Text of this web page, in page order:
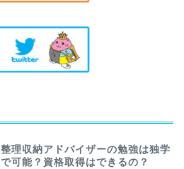
整理収納アドバイザーの勉強は独学
で可能？資格取得はできるの？